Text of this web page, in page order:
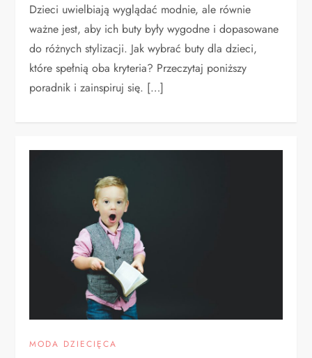
Dzieci uwielbiają wyglądać modnie, ale równie
ważne jest, aby ich buty były wygodne i dopasowane
do różnych stylizacji. Jak wybrać buty dla dzieci,
które spełnią oba kryteria? Przeczytaj poniższy
poradnik i zainspiruj się. […]
MODA DZIECIĘCA